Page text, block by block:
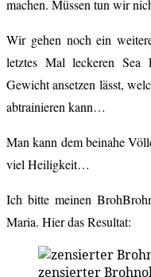
machen. Müssen tun wir
Wir gehen noch ein
letztes Mal leckeren
Gewicht ansetzen lässt,
abtrainieren kann…
Man kann dem beinahe
viel Heiligkeit…
Ich bitte meinen
Maria. Hier das Resultat:
zensierter